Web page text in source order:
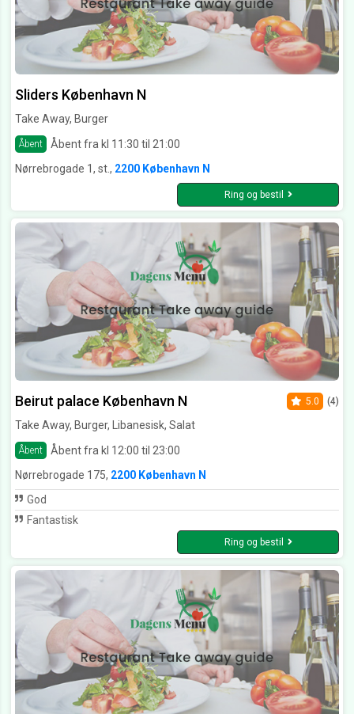
Sliders København N
Take Away, Burger
Åbent
Åbent fra kl 11:30 til 21:00
Nørrebrogade 1, st., 2200 København N
Ring og bestil
Beirut palace København N
Take Away, Burger, Libanesisk, Salat
Åbent Åbent fra kl 12:00 til 23:00
5.0 (4)
Nørrebrogade 175, 2200 København N
God
Fantastisk
Ring og bestil